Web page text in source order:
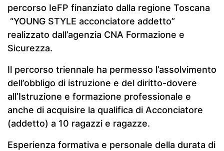
percorso IeFP finanziato dalla regione Toscana
“YOUNG STYLE acconciatore addetto”
realizzato dall’agenzia CNA Formazione e
Sicurezza.
Il percorso triennale ha permesso l’assolvimento
dell’obbligo di istruzione e del diritto-dovere
all’Istruzione e formazione professionale e
anche di acquisire la qualifica di Acconciatore
(addetto) a 10 ragazzi e ragazze.
Esperienza formativa e personale della durata di